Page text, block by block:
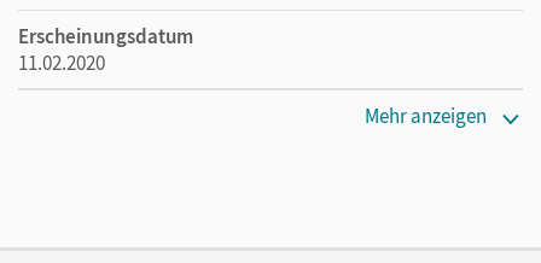
Erscheinungsdatum
11.02.2020
Mehr anzeigen